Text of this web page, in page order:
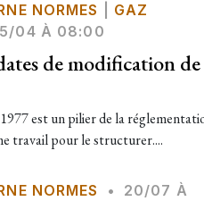
NORMES
GAZ
04 À 08:00
de modification
est un pilier de la
travail pour le structurer....
NORMES •
20/07 À